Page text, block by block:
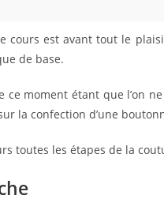
cours est avant tout le
de base.
ce moment étant que l’on
la confection d’une
toutes les étapes de la